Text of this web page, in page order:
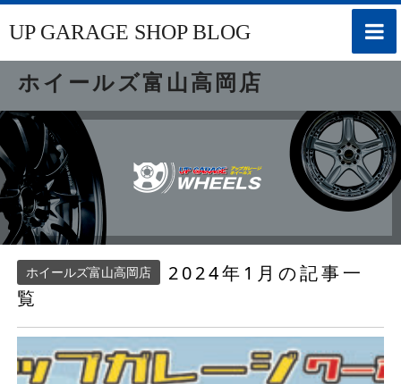
toggle
UP GARAGE SHOP BLOG
ホイールズ富山高岡店
ホイールズ富山高岡店
2024年1月の記事一
覧